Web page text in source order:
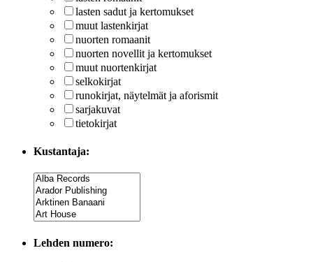
lasten sadut ja kertomukset
muut lastenkirjat
nuorten romaanit
nuorten novellit ja kertomukset
muut nuortenkirjat
selkokirjat
runokirjat, näytelmät ja aforismit
sarjakuvat
tietokirjat
Kustantaja:
Lehden numero: